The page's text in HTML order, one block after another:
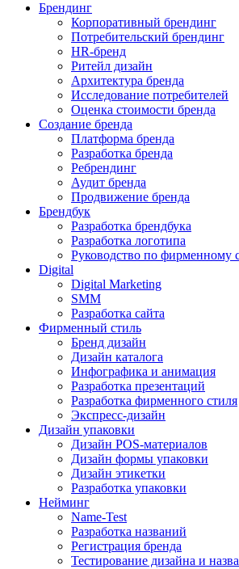
Брендинг
Корпоративный брендинг
Потребительский брендинг
НR-бренд
Ритейл дизайн
Архитектура бренда
Исследование потребителей
Оценка стоимости бренда
Создание бренда
Платформа бренда
Разработка бренда
Ребрендинг
Аудит бренда
Продвижение бренда
Брендбук
Разработка брендбука
Разработка логотипа
Руководство по фирменному
Digital
Digital Marketing
SMM
Разработка сайта
Фирменный стиль
Бренд дизайн
Дизайн каталога
Инфографика и анимация
Разработка презентаций
Разработка фирменного стиля
Экспресс-дизайн
Дизайн упаковки
Дизайн POS-материалов
Дизайн формы упаковки
Дизайн этикетки
Разработка упаковки
Нейминг
Name-Test
Разработка названий
Регистрация бренда
Тестирование дизайна и